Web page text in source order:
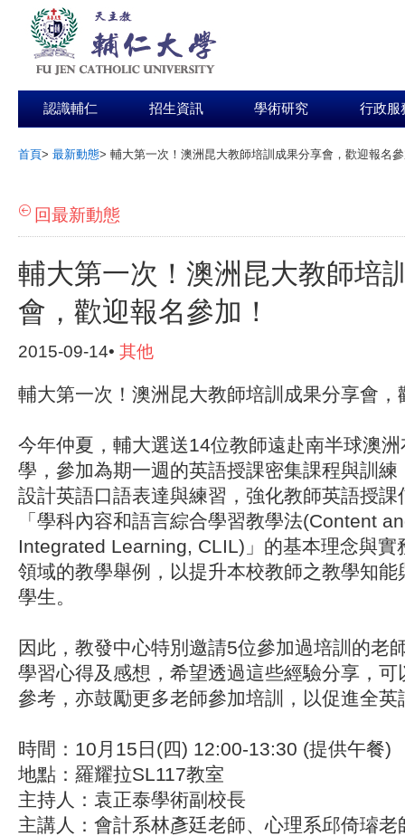
認識輔仁 招生資訊 學術研究 行政服
首頁> 最新動態> 輔大第一次！澳洲昆大教師培訓成果分享會，歡迎報名
回最新動態
輔大第一次！澳洲昆大教師培
會，歡迎報名參加！
2015-09-14• 其他
輔大第一次！澳洲昆大教師培訓成果分享會，
今年仲夏，輔大選送14位教師遠赴南半球澳
學 ，參加為期一週的英語授課密集課程與訓練
設計英語口語表達與練習，強化教師英語授課
「 學科內容和語言綜合學習教學法(Content
Integrated Learning, CLIL)」的基本理念與實
領域的教學舉例，以提升本校教師之教學知能
學生。
因此，教發中心特別邀請5位參加過培訓的老
學習心得及感想 ，希望透過這些經驗分享，
參考，亦鼓勵更多老師參加培訓，以促進全英
時間： 10 月 15 日 (四) 12:00-13:30 (提供午餐)
地點： 羅耀拉SL117教室
主持人：袁正泰學術副校長
主講人：會計系林彥廷老師、心理系邱倚璿老